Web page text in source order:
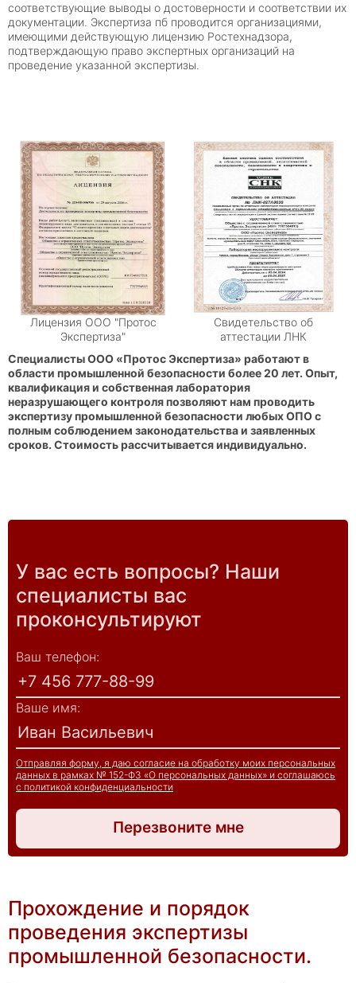
соответствующие выводы о достоверности и соответствии их
документации. Экспертиза пб проводится организациями,
имеющими действующую лицензию Ростехнадзора,
подтверждающую право экспертных организаций на
проведение указанной экспертизы.
Лицензия ООО "Протос
Экспертиза"
Свидетельство об
аттестации ЛНК
Специалисты ООО «Протос Экспертиза» работают в
области промышленной безопасности более 20 лет. Опыт,
квалификация и собственная лаборатория
неразрушающего контроля позволяют нам проводить
экспертизу промышленной безопасности любых ОПО с
полным соблюдением законодательства и заявленных
сроков. Стоимость рассчитывается индивидуально.
У вас есть вопросы? Наши
специалисты вас
проконсультируют
Ваш телефон:
Ваше имя:
Отправляя форму, я даю согласие на обработку моих персональных
данных в рамках № 152-ФЗ «О персональных данных» и соглашаюсь
с политикой конфиденциальности
Перезвоните мне
Прохождение и порядок
проведения экспертизы
промышленной безопасности.